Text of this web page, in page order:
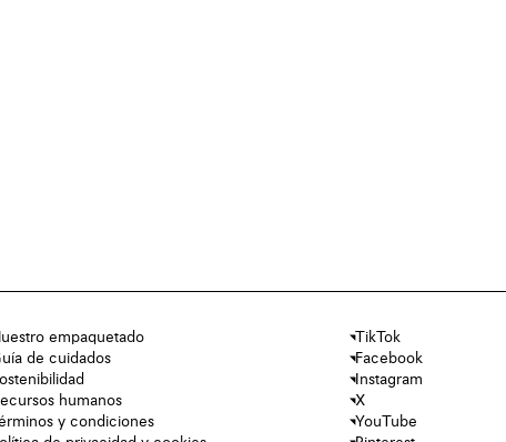
empaquetado
de cuidados
humanos
y condiciones
TikTok
Facebook
Instagram
X
YouTube